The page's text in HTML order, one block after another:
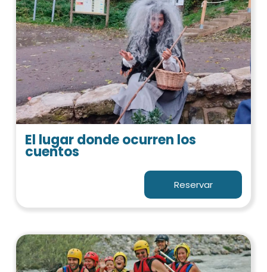
El lugar donde ocurren los
cuentos
Reservar